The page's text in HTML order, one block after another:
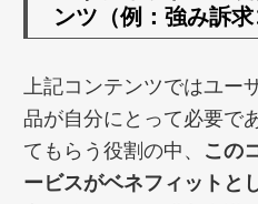
ンツ（例：強み訴求
上記コンテンツではユー
品が自分にとって必要で
てもらう役割の中、 この
ービスがベネフィットと